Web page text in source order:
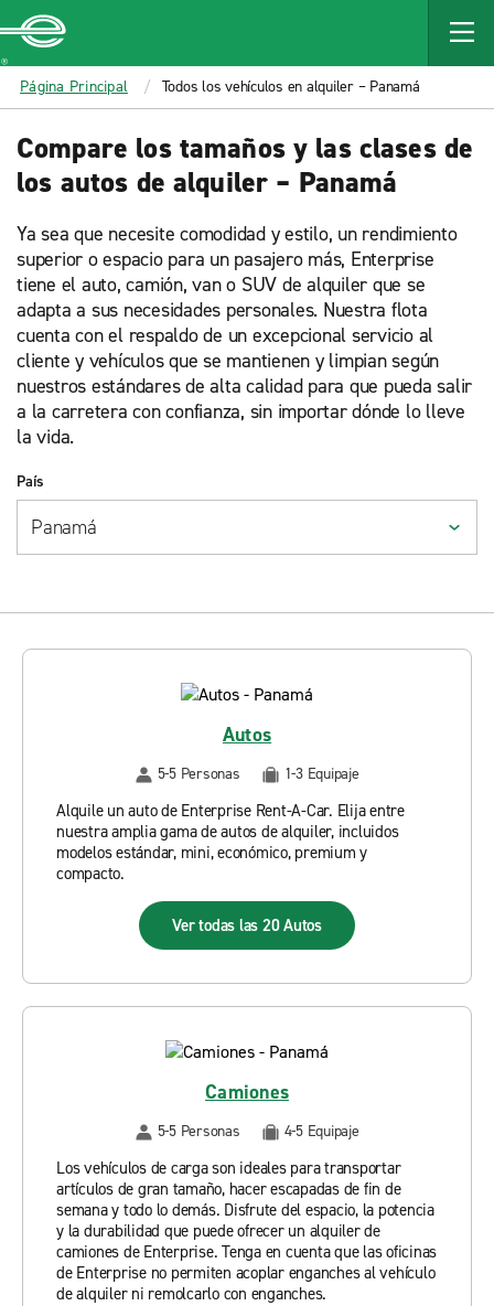
MAIN
CONTENT
Enterprise
Página Principal Todos los vehículos en alquiler – Panamá
Compare los tamaños y las clases de
los autos de alquiler – Panamá
Ya sea que necesite comodidad y estilo, un rendimiento
superior o espacio para un pasajero más, Enterprise
tiene el auto, camión, van o SUV de alquiler que se
adapta a sus necesidades personales. Nuestra flota
cuenta con el respaldo de un excepcional servicio al
cliente y vehículos que se mantienen y limpian según
nuestros estándares de alta calidad para que pueda salir
a la carretera con confianza, sin importar dónde lo lleve
la vida.
País
Autos
5-5 Personas 1-3 Equipaje
Alquile un auto de Enterprise Rent-A-Car. Elija entre
nuestra amplia gama de autos de alquiler, incluidos
modelos estándar, mini, económico, premium y
compacto.
Ver todas las 20 Autos
Camiones
5-5 Personas 4-5 Equipaje
Los vehículos de carga son ideales para transportar
artículos de gran tamaño, hacer escapadas de fin de
semana y todo lo demás. Disfrute del espacio, la potencia
y la durabilidad que puede ofrecer un alquiler de
camiones de Enterprise. Tenga en cuenta que las oficinas
de Enterprise no permiten acoplar enganches al vehículo
de alquiler ni remolcarlo con enganches.